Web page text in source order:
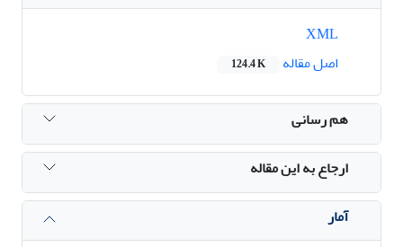
اصل مقاله
124.4 K
هم رسانی
ارجاع به این مقاله
آمار